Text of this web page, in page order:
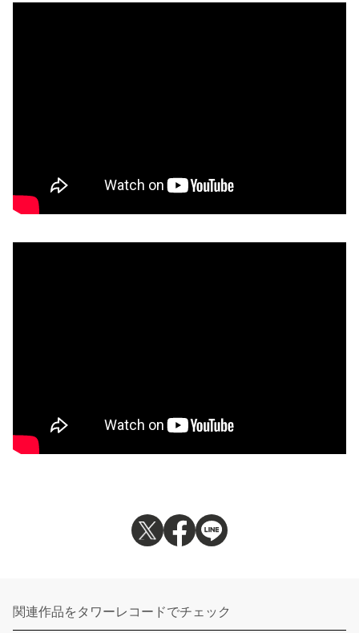
関連作品をタワーレコードでチェック